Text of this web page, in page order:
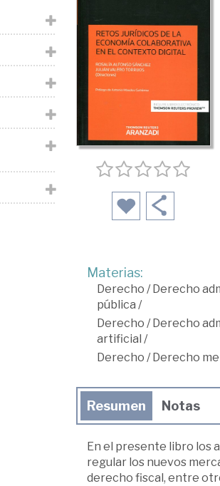
Materias:
Derecho /Derecho
pública /
Derecho /Derecho
artificial /
Derecho /Derecho
Resumen Notas
En el presente libro los
regular los nuevos
derecho fiscal, entre